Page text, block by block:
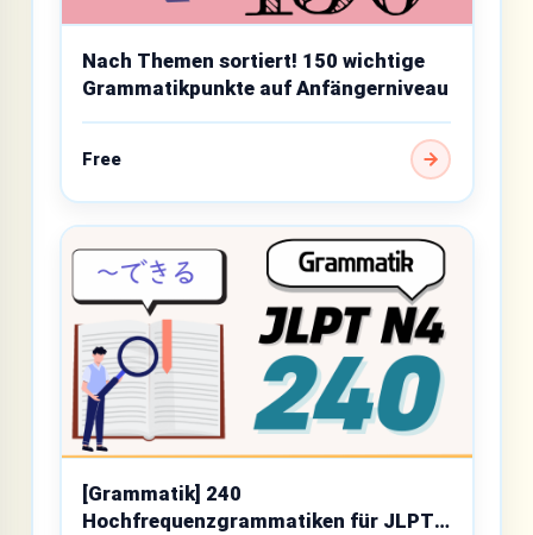
Nach Themen sortiert! 150 wichtige
Grammatikpunkte auf Anfängerniveau
Free
[Grammatik] 240
Hochfrequenzgrammatiken für JLPT